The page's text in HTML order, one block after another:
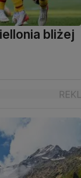
bliżej